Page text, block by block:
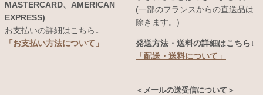
MASTERCARD、AMERICAN
EXPRESS)
お支払いの詳細はこちら↓
「お支払い方法について」
(一部のフランスからの直送品は
除きます。)
発送方法・送料の詳細はこちら↓
「配送・送料について」
＜メールの送受信について＞